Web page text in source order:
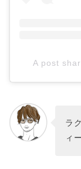
10位:
高見え
A post
ラ
ィ